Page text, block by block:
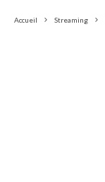
Accueil Streaming